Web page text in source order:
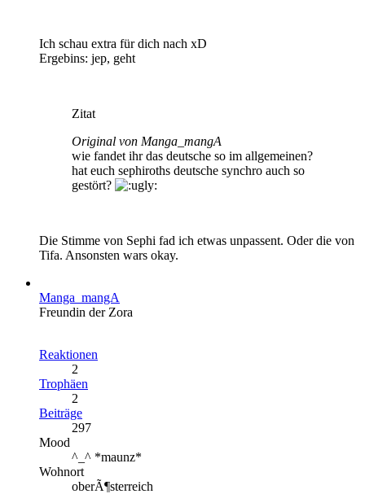
Ich schau extra für dich nach xD
Ergebins: jep, geht
Zitat
Original von Manga_mangA
wie fandet ihr das deutsche so im allgemeinen?
hat euch sephiroths deutsche synchro auch so
gestört?
Die Stimme von Sephi fad ich etwas unpassent. Oder die von
Tifa. Ansonsten wars okay.
Manga_mangA
Freundin der Zora
Reaktionen
2
Trophäen
2
Beiträge
297
Mood
^_^ *maunz*
Wohnort
oberÃ¶sterreich